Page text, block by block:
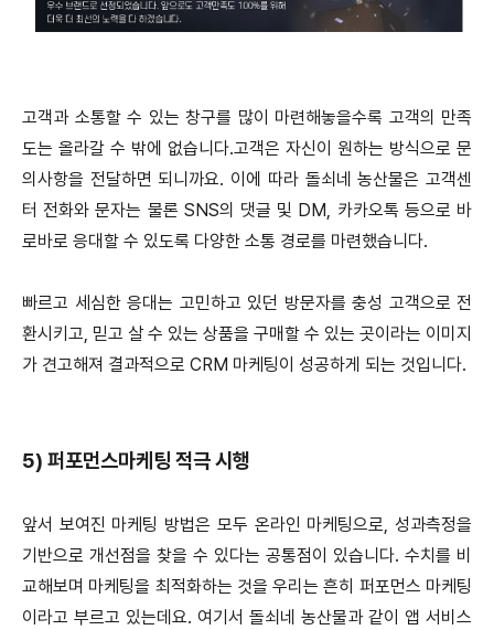
고객과 소통할 수 있는 창구를 많이 마련해놓을수록 고객의 만족
도는 올라갈 수 밖에 없습니다.고객은 자신이 원하는 방식으로 문
의사항을 전달하면 되니까요. 이에 따라 돌쇠네 농산물은 고객센
터 전화와 문자는 물론 SNS의 댓글 및 DM, 카카오톡 등으로 바
로바로 응대할 수 있도록 다양한 소통 경로를 마련했습니다.
빠르고 세심한 응대는 고민하고 있던 방문자를 충성 고객으로 전
환시키고, 믿고 살 수 있는 상품을 구매할 수 있는 곳이라는 이미지
가 견고해져 결과적으로 CRM 마케팅이 성공하게 되는 것입니다.
5) 퍼포먼스마케팅 적극 시행
앞서 보여진 마케팅 방법은 모두 온라인 마케팅으로, 성과측정을
기반으로 개선점을 찾을 수 있다는 공통점이 있습니다. 수치를 비
교해보며 마케팅을 최적화하는 것을 우리는 흔히 퍼포먼스 마케팅
이라고 부르고 있는데요. 여기서 돌쇠네 농산물과 같이 앱 서비스